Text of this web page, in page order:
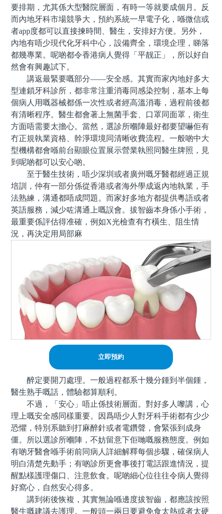
要排期，尤其係大型醫院層面，有時一等就要成個月。反
而內地牙科市場競爭大，預約系統一早電子化，喺微信或
者app度都可以直接揀時間、醫生，安排好方便。另外，
內地有唔少現代化牙科中心，設備齊全，環境企理，睇落
都幾專業。呢啲都令香港病人覺得「平靓正」，所以好自
然會有興趣試下。
講返最緊要嘅部分——安全感。其實而家內地好多大
型連鎖牙科診所，都非常注重消毒同感染控制，基本上每
個病人用嘅器械都係一次性或者經高溫消毒，過程前後都
有清晰程序。醫生都會著上無菌手套、口罩同面罩，衛生
方面唔需要太擔心。當然，選診所嗰陣最好都要望嚇佢有
冇正規執業資格、幹淨環境同清晰收費流程。一般啲中大
型機構都會喺前台顯眼位置展示營業執照同醫生牌照，見
到呢啲都可以安心啲。
至于醫生技術，唔少深圳或者廣州嘅牙醫都經過正規
培訓，仲有一部分係從香港或者海外學成返內地執業，手
法熟練，溝通都唔成問題。而家好多地方都提供粵語或者
英語服務，減少咗溝通上嘅誤會。拔智齒本身係小手術，
最重要係評估得准確，例如X光檢查有冇橫生、阻生情
況，再決定用局部麻
立即預約
醉定要開刀處理。一般過程都系十幾分鍾到半個鍾，
醫生熟手嘅話，體驗都算順利。
不過，「安心」唔止係技術層面。對好多人嚟講，心
理上嘅安全感同樣重要。因爲唔少人對牙科手術都有少少
恐懼，特別系聽到打麻醉針或者電鑽聲，會緊張到成身
僵。所以選診所嗰陣，不妨留意下佢哋嘅服務態度。例如
有啲牙醫會喺手術前同病人詳細解釋每個步驟，確保病人
明白清楚先動手；有啲診所更會事後打電話跟進情況，提
醒點樣護理傷口、注意飲食。呢啲細心位往往令病人覺得
好窩心，自然安心得多。
講到術後恢複，其實無論喺邊度拔智齒，都應該按照
醫生嘅建議去護理。一般頭一兩日要避免食太熱或者太硬